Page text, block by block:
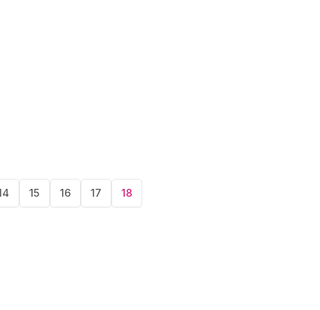
PuslapisPuslapis
15
Puslapis
16
Puslapis
17
Current
18